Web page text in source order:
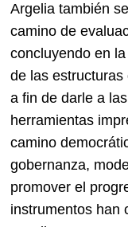
Argelia también
camino de
concluyendo en
de las
a fin de darle a
herramientas
camino
gobernanza,
promover el
instrumentos han